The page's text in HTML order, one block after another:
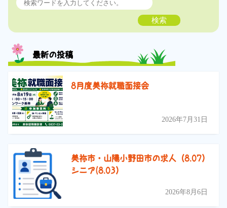
検索
最新の投稿
8月度美祢就職面接会
2026年7月31日
美祢市・山陽小野田市の求人（8.07）
シニア(8.03）
2026年8月6日